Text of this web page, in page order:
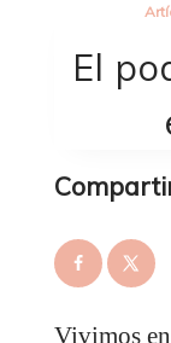
El
Vivimos